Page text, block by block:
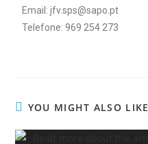
Email: jfv.sps@sapo.pt
Telefone: 969 254 273
YOU MIGHT ALSO LIKE